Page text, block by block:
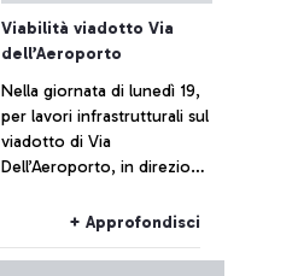
Viabilità viadotto Via
dell’Aeroporto
Nella giornata di lunedì 19,
per lavori infrastrutturali sul
viadotto di Via
Dell’Aeroporto, in direzione
procedere in carreggiata
sud (1 corsia), in direzione
+ Approfondisci